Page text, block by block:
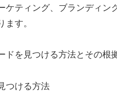
ケティング、ブランディン
ます。
ドを見つける方法とその根
つける方法